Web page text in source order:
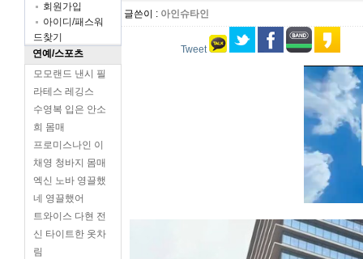
회원가입
아이디/패스워
드찾기
연예/스포츠
모모랜드 낸시 필
라테스 레깅스
수영복 입은 안소
희 몸매
프로미스나인 이
채영 청바지 몸매
엑신 노바 영끌했
네 영끌했어
트와이스 다현 전
신 타이트한 옷차
림
글쓴이 : 아인슈타인
Tweet